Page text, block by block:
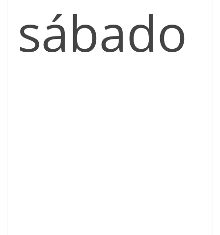
sábado